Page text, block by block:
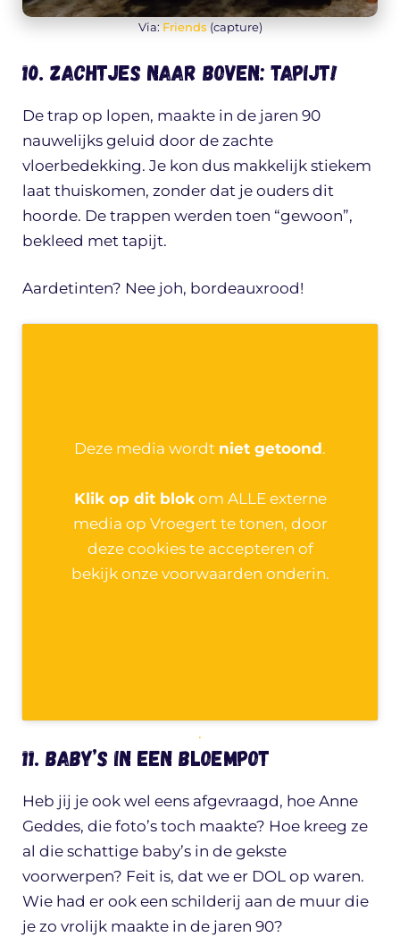
Via: Friends (capture)
10. Zachtjes naar boven: tapijt!
De trap op lopen, maakte in de jaren 90
nauwelijks geluid door de zachte
vloerbedekking. Je kon dus makkelijk stiekem
laat thuiskomen, zonder dat je ouders dit
hoorde. De trappen werden toen “gewoon”,
bekleed met tapijt.
Aardetinten? Nee joh, bordeauxrood!
Deze media wordt niet getoond.
Klik op dit blokom ALLE externe
media op Vroegert te tonen, door
deze cookies te accepteren of
bekijk onze voorwaarden onderin.
.
11. Baby’s in een bloempot
Heb jij je ook wel eens afgevraagd, hoe Anne
Geddes, die foto’s toch maakte? Hoe kreeg ze
al die schattige baby’s in de gekste
voorwerpen? Feit is, dat we er DOL op waren.
Wie had er ook een schilderij aan de muur die
je zo vrolijk maakte in de jaren 90?